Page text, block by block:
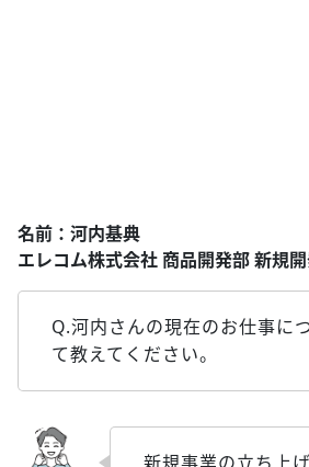
名前：河内基典
エレコム株式会社 商品開発部 新規
Q.河内さんの現在のお仕事に
て教えてください。